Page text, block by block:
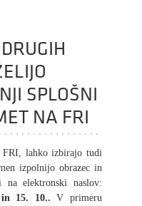
SPLOŠNI
NA FRI
FRI, lahko izbirajo tudi
izpolnijo obrazec in
elektronski naslov:
15. 10.. V primeru